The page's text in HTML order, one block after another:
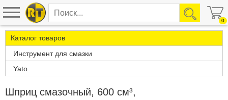
0
Каталог товаров
Инструмент для смазки
Yato
Шприц смазочный, 600 см³,